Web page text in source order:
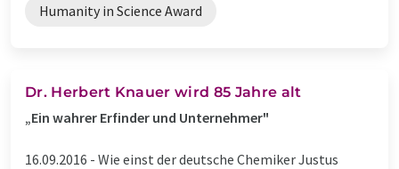
Humanity in Science Award
Dr. Herbert Knauer wird 85 Jahre alt
„Ein wahrer Erfinder und Unternehmer"
16.09.2016 - Wie einst der deutsche Chemiker Justus